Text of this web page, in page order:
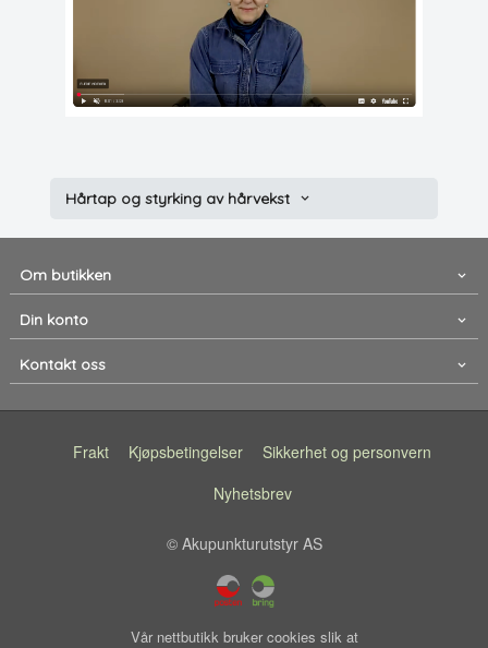
Hårtap og styrking av hårvekst
Om butikken
Din konto
Kontakt oss
Frakt Kjøpsbetingelser
Sikkerhet og personvern
Nyhetsbrev
© Akupunkturutstyr AS
Vår nettbutikk bruker cookies slik at